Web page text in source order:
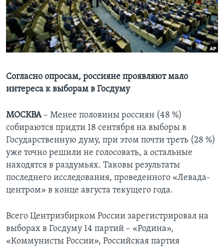
Learning English
СОЦИАЛЬНЫЕ СЕТИ
Языки
Согласно опросам, россияне проявляют мало
интереса к выборам в Госдуму
МОСКВА– Менее половины россиян (48 %)
собираются придти 18 сентября на выборы в
Государственную думу, при этом почти треть (28 %)
уже точно решили не голосовать, а остальные
находятся в раздумьях. Таковы результаты
последнего исследования, проведенного «Левада-
центром» в конце августа текущего года.
Всего Центризбирком России зарегистрировал на
выборах в Госдуму 14 партий – «Родина»,
«Коммунисты России», Российская партия